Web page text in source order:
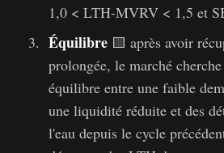
1,0 < LTH-MVRV < 1,5 et
Équilibre🟨 après avoir
prolongée, le marché
équilibre entre une faible
une liquidité réduite et des
l'eau depuis le cycle